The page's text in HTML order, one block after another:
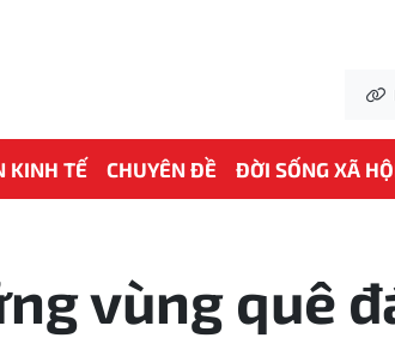
KINH TẾ CHUYÊN ĐỀ ĐỜI SỐNG XÃ
vùng quê